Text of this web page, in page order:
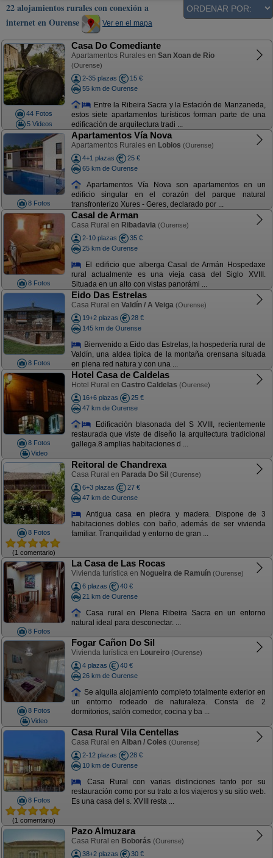
22 alojamientos rurales con conexión a
internet en Ourense
Ver en el mapa
44 Fotos
5 Videos
Casa Do Comediante
Apartamentos Rurales en San Xoan de Rio
(Ourense)
2-35 plazas
15 €
55 km de Ourense
Entre la Ribeira Sacra y la Estación de Manzaneda,
estos siete apartamentos turísticos forman parte de una
edificación de arquitectura tradi ...
8 Fotos
Apartamentos Vía Nova
Apartamentos Rurales en Lobios (Ourense)
4+1 plazas
25 €
65 km de Ourense
Apartamentos Vía Nova son apartamentos en un
edificio singular en el corazón del parque natural
transfronterizo Xures - Geres, declarado por ...
8 Fotos
Casal de Arman
Casa Rural en Ribadavia (Ourense)
2-10 plazas
35 €
25 km de Ourense
El edificio que alberga Casal de Armán Hospedaxe
rural actualmente es una vieja casa del Siglo XVIII.
Situada en un alto con vistas panorámi ...
8 Fotos
Eido Das Estrelas
Casa Rural en Valdín / A Veiga (Ourense)
19+2 plazas
28 €
145 km de Ourense
Bienvenido a Eido das Estrelas, la hospedería rural de
Valdín, una aldea típica de la montaña orensana situada
en plena red natura y con una ...
8 Fotos
Video
Hotel Casa de Caldelas
Hotel Rural en Castro Caldelas (Ourense)
16+6 plazas
25 €
47 km de Ourense
Edificación blasonada del S XVIII, recientemente
restaurada que viste de diseño la arquitectura tradicional
gallega.8 amplias habitaciones d ...
8 Fotos
(1 comentario)
Reitoral de Chandrexa
Casa Rural en Parada Do Sil (Ourense)
6+3 plazas
27 €
47 km de Ourense
Antigua casa en piedra y madera. Dispone de 3
habitaciones dobles con baño, además de ser vivienda
familiar. Tranquilidad y entorno de gran ...
8 Fotos
La Casa de Las Rocas
Vivienda turística en Nogueira de Ramuín (Ourense)
6 plazas
40 €
21 km de Ourense
Casa rural en Plena Ribeira Sacra en un entorno
natural ideal para desconectar. ...
8 Fotos
Video
Fogar Cañon Do Sil
Vivienda turística en Loureiro (Ourense)
4 plazas
40 €
26 km de Ourense
Se alquila alojamiento completo totalmente exterior en
un entorno rodeado de naturaleza. Consta de 2
dormitorios, salón comedor, cocina y ba ...
8 Fotos
(1 comentario)
Casa Rural Vila Centellas
Casa Rural en Alban / Coles (Ourense)
2-12 plazas
28 €
10 km de Ourense
Casa Rural con varias distinciones tanto por su
restauración como por su trato a los viajeros y su sitio web.
Es una casa del s. XVIII resta ...
Pazo Almuzara
Casa Rural en Boborás (Ourense)
38+2 plazas
30 €